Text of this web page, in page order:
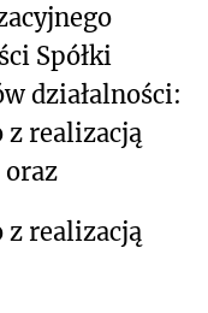
Spółki
działalności:
z realizacją
z realizacją